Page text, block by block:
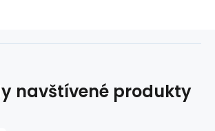
navštívené produkty